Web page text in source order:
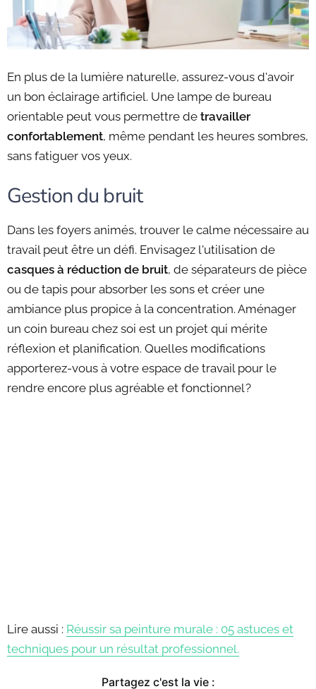
En plus de la lumière naturelle, assurez-vous d'avoir
un bon éclairage artificiel. Une lampe de bureau
orientable peut vous permettre de travailler
confortablement, même pendant les heures sombres,
sans fatiguer vos yeux.
Gestion du bruit
Dans les foyers animés, trouver le calme nécessaire au
travail peut être un défi. Envisagez l'utilisation de
casques à réduction de bruit, de séparateurs de pièce
ou de tapis pour absorber les sons et créer une
ambiance plus propice à la concentration. Aménager
un coin bureau chez soi est un projet qui mérite
réflexion et planification. Quelles modifications
apporterez-vous à votre espace de travail pour le
rendre encore plus agréable et fonctionnel ?
Lire aussi : Réussir sa peinture murale : 05 astuces et
techniques pour un résultat professionnel.
Partagez c'est la vie :